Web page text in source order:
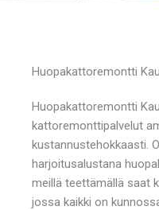
Huopakattoremontti
Huopakattoremontti
kattoremonttipalvelut
kustannustehokkaasti.
harjoitusalustana
meillä teettämällä saat
jossa kaikki on